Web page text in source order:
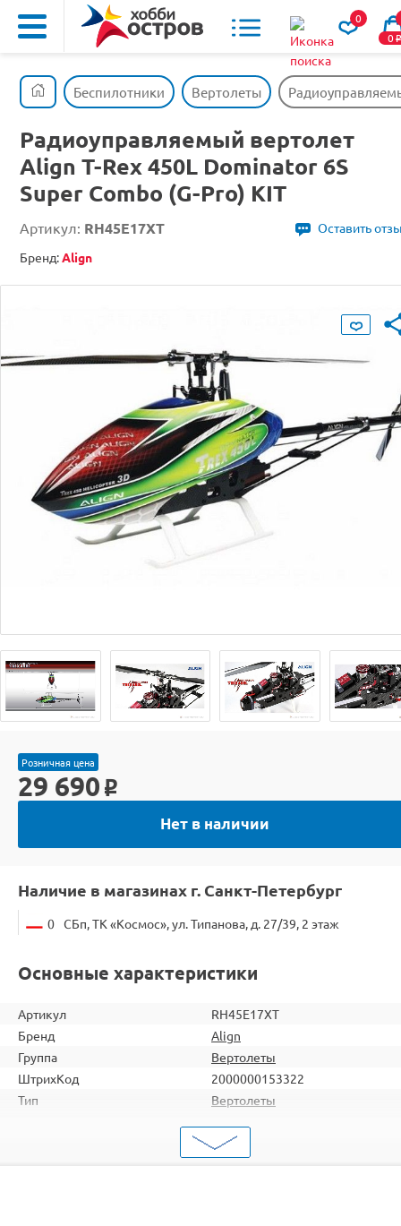
0
0o
Беспилотники Вертолеты
Радиоуправляемый вертолет
Align T-Rex 450L Dominator 6S
Super Combo (G-Pro) KIT
Артикул: RH45E17XT
Оставить
Бренд:Align
Розничная цена
29 690 o
Нет в наличии
Наличие в магазинах г. Санкт-Петербург
0 СБп, ТК «Космос», ул. Типанова, д. 27/39, 2 этаж
Основные характеристики
Артикул
RH45E17XT
Бренд
Align
Группа
Вертолеты
ШтрихКод
2000000153322
Тип
Вертолеты
Однороторные